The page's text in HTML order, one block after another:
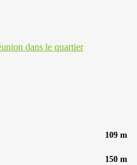
dans le quartier
109 m
150 m